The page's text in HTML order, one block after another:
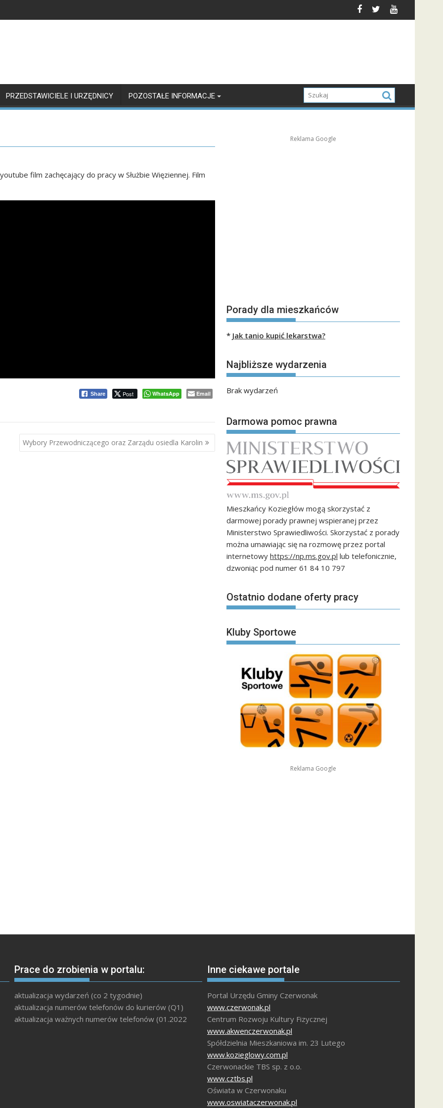
PRZEDSTAWICIELE I URZĘDNICY POZOSTAŁE INFORMACJE
film zachęcający do pracy w Służbie Więziennej. Film
Share Post WhatsApp Email
Wybory Przewodniczącego oraz Zarządu osiedla Karolin
Reklama Google
Porady dla mieszkańców
* Jak tanio kupić lekarstwa?
Najbliższe wydarzenia
Brak wydarzeń
Darmowa pomoc prawna
Mieszkańcy Koziegłów mogą skorzystać z
darmowej porady prawnej wspieranej przez
Ministerstwo Sprawiedliwości. Skorzystać z porady
można umawiając się na rozmowę przez portal
internetowy https://np.ms.gov.pl lub telefonicznie,
dzwoniąc pod numer 61 84 10 797
Ostatnio dodane oferty pracy
Kluby Sportowe
Reklama Google
Prace do zrobienia w portalu:
aktualizacja wydarzeń (co 2 tygodnie)
aktualizacja numerów telefonów do kurierów (Q1)
aktualizacja ważnych numerów telefonów (01.2022
Inne ciekawe portale
Portal Urzędu Gminy Czerwonak
www.czerwonak.pl
Centrum Rozwoju Kultury Fizycznej
www.akwenczerwonak.pl
Spółdzielnia Mieszkaniowa im. 23 Lutego
www.kozieglowy.com.pl
Czerwonackie TBS sp. z o.o.
www.cztbs.pl
Oświata w Czerwonaku
www.oswiataczerwonak.pl